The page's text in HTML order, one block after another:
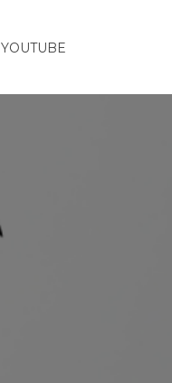
YOUTUBE